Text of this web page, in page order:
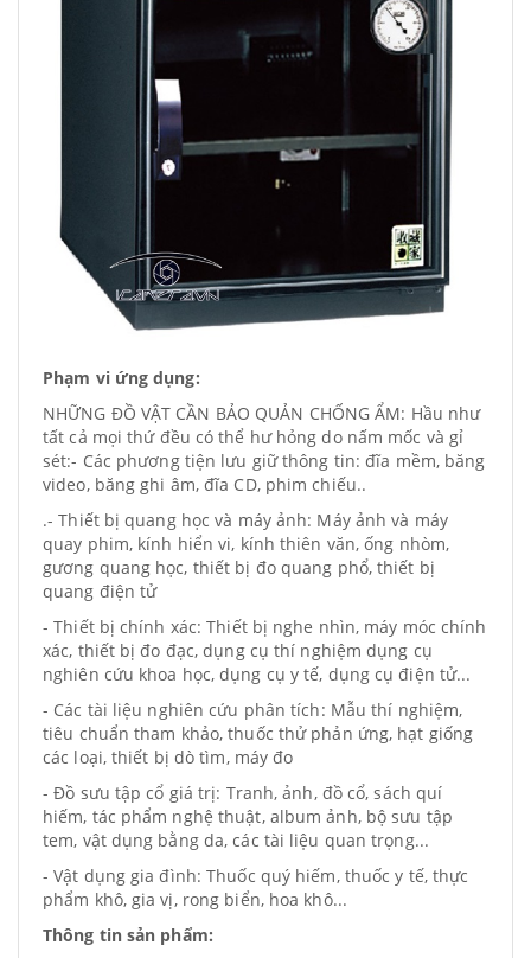
Phạm vi ứng dụng:
NHỮNG ĐỒ VẬT CẦN BẢO QUẢN CHỐNG ẨM: Hầu như
tất cả mọi thứ đều có thể hư hỏng do nấm mốc và gỉ
sét:- Các phương tiện lưu giữ thông tin: đĩa mềm, băng
video, băng ghi âm, đĩa CD, phim chiếu..
.- Thiết bị quang học và máy ảnh: Máy ảnh và máy
quay phim, kính hiển vi, kính thiên văn, ống nhòm,
gương quang học, thiết bị đo quang phổ, thiết bị
quang điện tử
- Thiết bị chính xác: Thiết bị nghe nhìn, máy móc chính
xác, thiết bị đo đạc, dụng cụ thí nghiệm dụng cụ
nghiên cứu khoa học, dụng cụ y tế, dụng cụ điện tử...
- Các tài liệu nghiên cứu phân tích: Mẫu thí nghiệm,
tiêu chuẩn tham khảo, thuốc thử phản ứng, hạt giống
các loại, thiết bị dò tìm, máy đo
- Đồ sưu tập cổ giá trị: Tranh, ảnh, đồ cổ, sách quí
hiếm, tác phẩm nghệ thuật, album ảnh, bộ sưu tập
tem, vật dụng bằng da, các tài liệu quan trọng...
- Vật dụng gia đình: Thuốc quý hiếm, thuốc y tế, thực
phẩm khô, gia vị, rong biển, hoa khô...
Thông tin sản phẩm: